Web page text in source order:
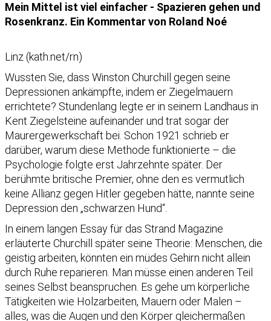
Mein Mittel ist viel einfacher - Spazieren gehen und
Rosenkranz. Ein Kommentar von Roland Noé
Linz (kath.net/rn)
Wussten Sie, dass Winston Churchill gegen seine
Depressionen ankämpfte, indem er Ziegelmauern
errichtete? Stundenlang legte er in seinem Landhaus in
Kent Ziegelsteine aufeinander und trat sogar der
Maurergewerkschaft bei. Schon 1921 schrieb er
darüber, warum diese Methode funktionierte – die
Psychologie folgte erst Jahrzehnte später. Der
berühmte britische Premier, ohne den es vermutlich
keine Allianz gegen Hitler gegeben hätte, nannte seine
Depression den „schwarzen Hund“.
In einem langen Essay für das Strand Magazine
erläuterte Churchill später seine Theorie: Menschen, die
geistig arbeiten, könnten ein müdes Gehirn nicht allein
durch Ruhe reparieren. Man müsse einen anderen Teil
seines Selbst beanspruchen. Es gehe um körperliche
Tätigkeiten wie Holzarbeiten, Mauern oder Malen –
alles, was die Augen und den Körper gleichermaßen